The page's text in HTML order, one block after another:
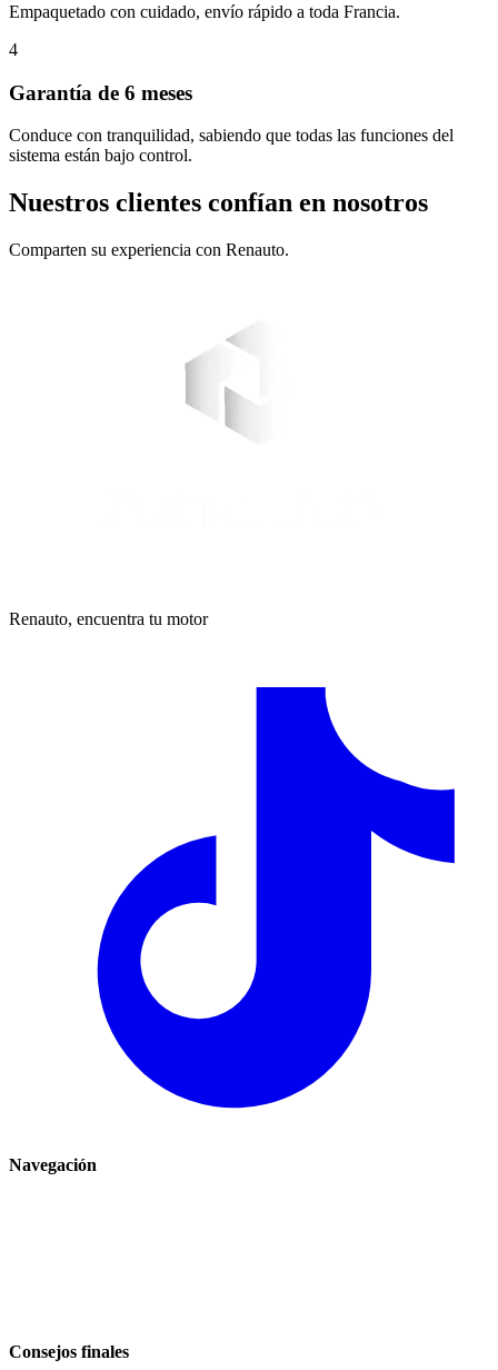
Empaquetado con cuidado, envío rápido a toda Francia.
4
Garantía de 6 meses
Conduce con tranquilidad, sabiendo que todas las funciones del
sistema están bajo control.
Nuestros clientes confían en nosotros
Comparten su experiencia con Renauto.
Renauto, encuentra tu motor
Navegación
Consejos finales